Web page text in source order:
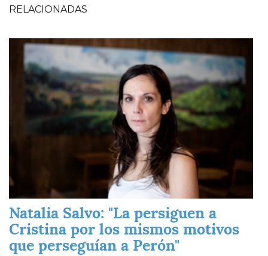
RELACIONADAS
Imagen
Natalia Salvo: "La persiguen a
Cristina por los mismos motivos
que perseguían a Perón"